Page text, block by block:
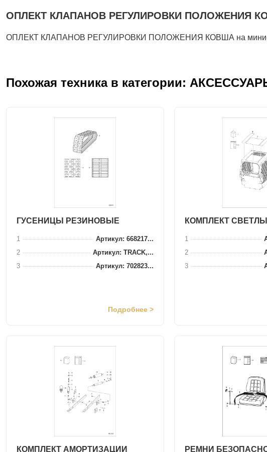
ОПЛЕКТ КЛАПАНОВ РЕГУЛИРОВКИ ПОЛОЖЕНИЯ
ОПЛЕКТ КЛАПАНОВ РЕГУЛИРОВКИ ПОЛОЖЕНИЯ КОВША на мини-
Похожая техника в категории:
ГУСЕНИЦЫ РЕЗИНОВЫЕ
1
Артикул: 668217...
2
Артикул: TRACK,...
3
Артикул: 702823...
Подробнее >
КОМПЛЕКТ
1
2
3
КОМПЛЕКТ АМОРТИЗАЦИИ
РЕМНИ